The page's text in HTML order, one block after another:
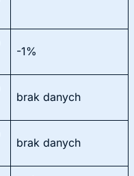
-1%
brak danych
brak danych